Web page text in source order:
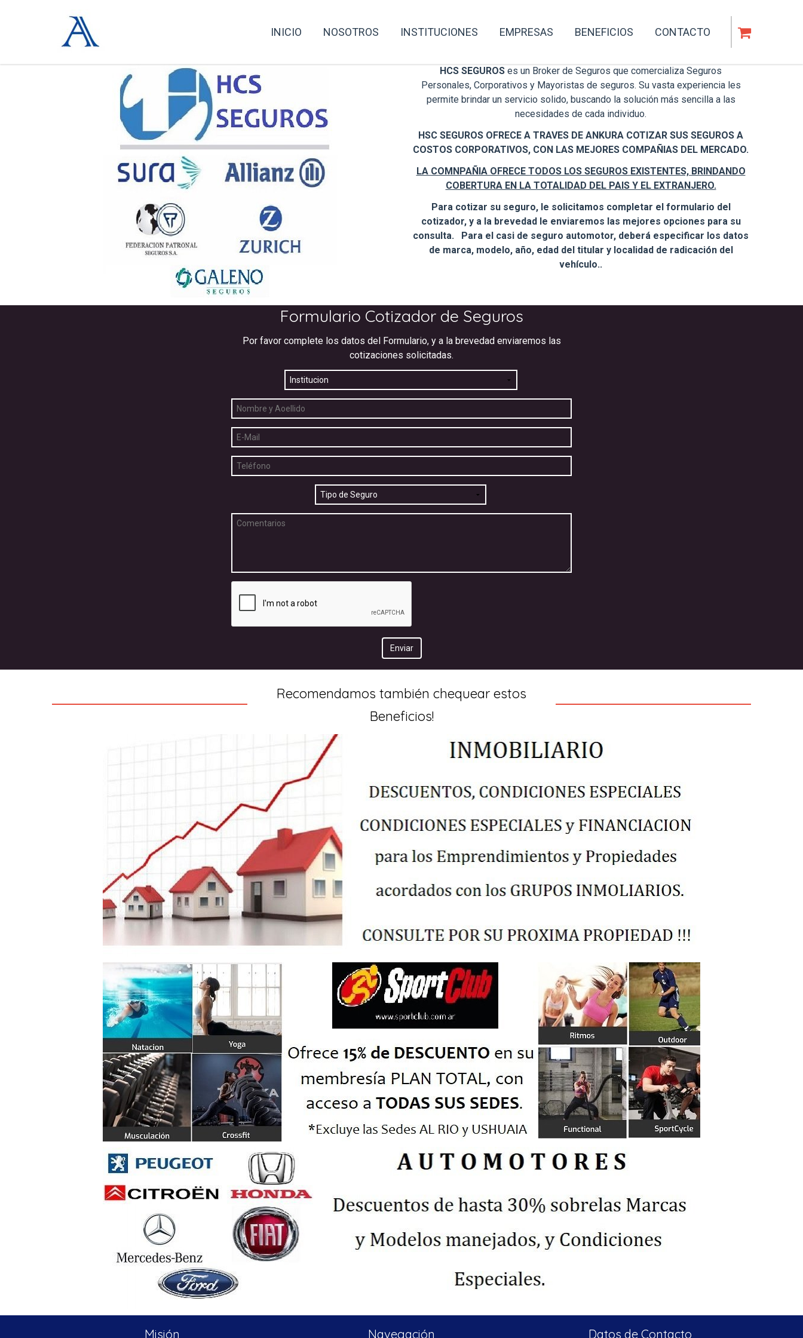
INICIO NOSOTROS INSTITUCIONES EMPRESAS BENEFICIOS CONTACTO
HCS SEGUROS es un Broker de Seguros que comercializa Seguros
Personales, Corporativos y Mayoristas de seguros. Su vasta experiencia les
permite brindar un servicio solido, buscando la solución más sencilla a las
necesidades de cada individuo.
HSC SEGUROS OFRECE A TRAVES DE ANKURA COTIZAR SUS SEGUROS A
COSTOS CORPORATIVOS, CON LAS MEJORES COMPAÑIAS DEL MERCADO.
LA COMNPAÑIA OFRECE TODOS LOS SEGUROS EXISTENTES, BRINDANDO
COBERTURA EN LA TOTALIDAD DEL PAIS Y EL EXTRANJERO.
Para cotizar su seguro, le solicitamos completar el formulario del
cotizador, y a la brevedad le enviaremos las mejores opciones para su
consulta. Para el casi de seguro automotor, deberá especificar los datos
de marca, modelo, año, edad del titular y localidad de radicación del
vehículo..
Formulario Cotizador de Seguros
Por favor complete los datos del Formulario, y a la brevedad enviaremos las
cotizaciones solicitadas.
Recomendamos también chequear estos
Beneficios!
Misión Navegación Datos de Contacto